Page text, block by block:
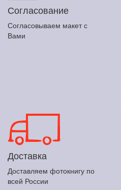
Согласование
Согласовываем макет с
Вами
Доставка
Доставляем фотокнигу по
всей России